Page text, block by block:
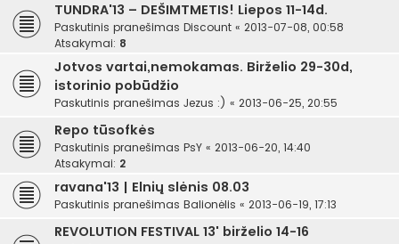
TUNDRA'13 – DEŠIMTMETIS! Liepos 11-14d.
Paskutinis pranešimas Discount « 2013-07-08, 00:58
Atsakymai: 8
Jotvos vartai,nemokamas. Birželio 29-30d,
istorinio pobūdžio
Paskutinis pranešimas Jezus :) « 2013-06-25, 20:55
Repo tūsofkės
Paskutinis pranešimas PsY « 2013-06-20, 14:40
Atsakymai: 2
ravana'13 | Elnių slėnis 08.03
Paskutinis pranešimas Balionėlis « 2013-06-19, 17:13
REVOLUTION FESTIVAL 13' birželio 14-16